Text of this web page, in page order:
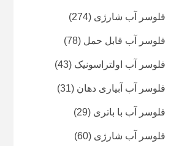
فلوسر آب شارژی (274)
فلوسر آب قابل حمل (78)
فلوسر آب اولتراسونیک (43)
فلوسر آب آبیاری دهان (31)
فلوسر آب با باتری (29)
فلوسر آب شارژی (60)